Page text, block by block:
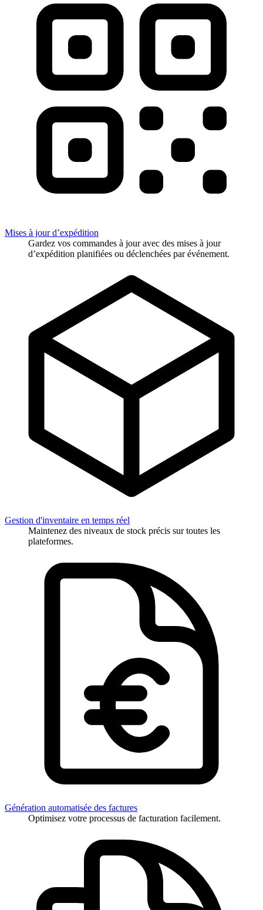
Mises à jour d’expédition
Gardez vos commandes à jour avec des mises à jour
d’expédition planifiées ou déclenchées par événement.
Gestion d'inventaire en temps réel
Maintenez des niveaux de stock précis sur toutes les
plateformes.
Génération automatisée des factures
Optimisez votre processus de facturation facilement.